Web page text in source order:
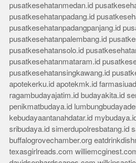
pusatkesehatanmedan.id
pusatkesehatanpadang.id
pusatkesehatanpadangpanjang.id
pusatkesehatanpalembang.id
pusatkesehatansolo.id
pusatkesehatanmataram.id
pusatkesehatansingkawang.id
apotekerku.id apotekmk.id
ragambudayajatim.id budayakita.id
penikmatbudaya.id
kebudayaantanahdatar.id
sribudaya.id simerdupolresbatang.id
buffalogrovechamber.org
texasgirlreads.com